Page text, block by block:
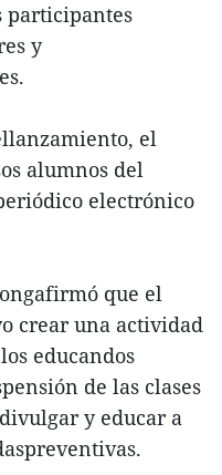
participantes
y
el
alumnos del
electrónico
que el
crear una actividad
educandos
de las clases
y educar a